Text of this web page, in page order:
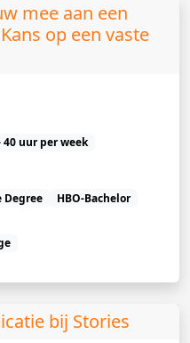
mee aan een
op een vaste
40 uur per week
Degree
HBO-Bachelor
bij Stories